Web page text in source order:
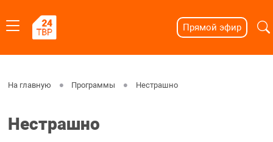
Прямой эфир
На главную Программы Нестрашно
Нестрашно